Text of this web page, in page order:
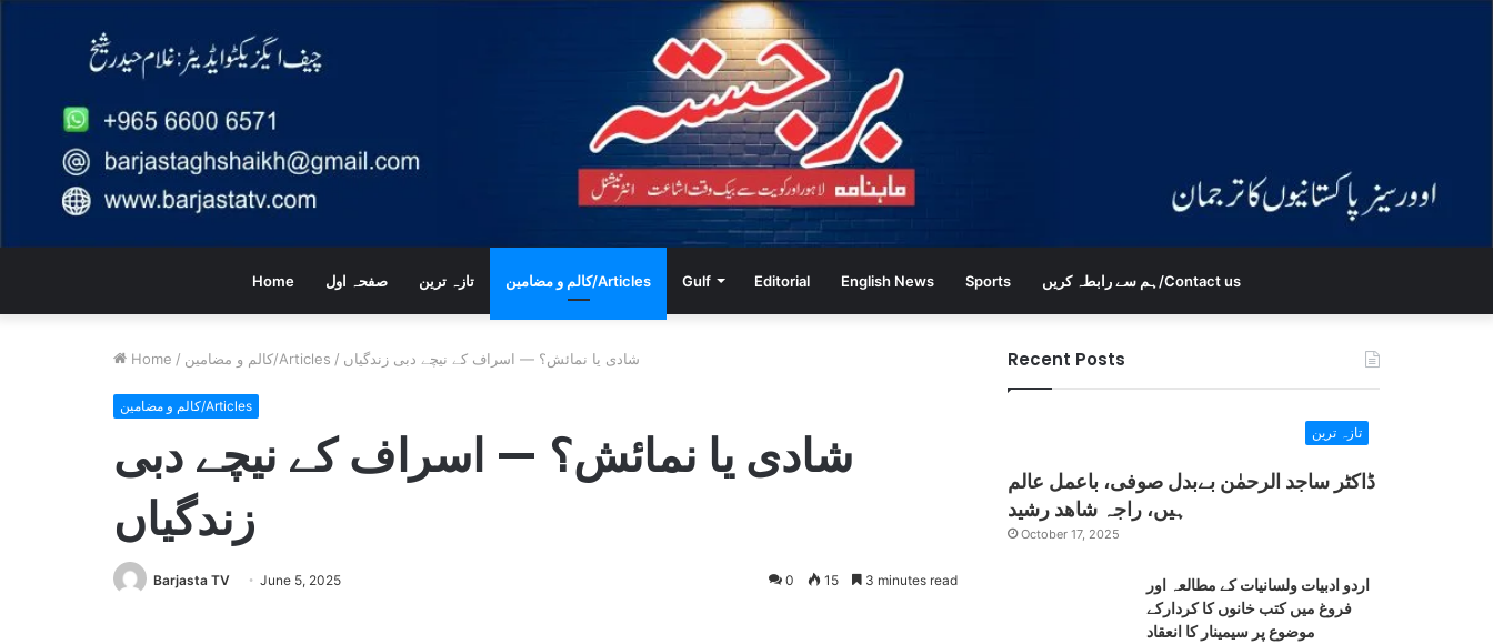
Home صفحہ اول تازہ ترین کالم و مضامین/Articles Gulf Editorial English News Sports ہم سے رابطہ کریں/Contact us
Home / کالم و مضامین/Articles / شادی یا نمائش؟ — اسراف کے نیچے دبی زندگیاں
کالم و مضامین/Articles
شادی یا نمائش؟ — اسراف کے نیچے دبی
زندگیاں
Barjasta TV June 5, 2025 0 15 3 minutes read
Recent Posts
تازہ ترین
ڈاکٹر ساجد الرحمٰن بےبدل صوفی، باعمل عالم
ہیں، راجہ شاھد رشید
October 17, 2025
اردو ادبیات ولسانیات کے مطالعہ اور
فروغ میں کتب خانوں کا کردارکے
موضوع پر سیمینار کا انعقاد